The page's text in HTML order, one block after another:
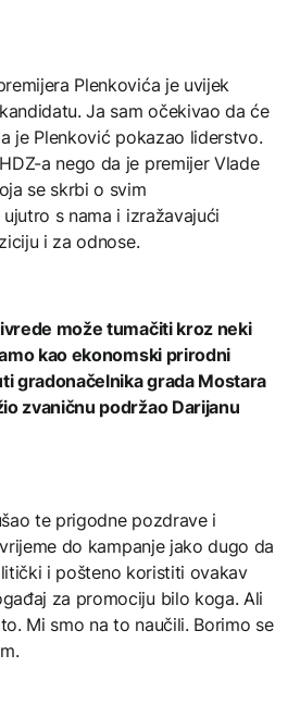
Plenkovića je uvijek
Ja sam očekivao da će
je Plenković pokazao liderstvo.
a nego da je premijer Vlade
se skrbi o svim
s nama i izražavajući
i za odnose.
može tumačiti kroz neki
kao ekonomski prirodni
gradonačelnika grada Mostara
zvaničnu podržao Darijanu
te prigodne pozdrave i
do kampanje jako dugo da
i pošteno koristiti ovakav
za promociju bilo koga. Ali
Mi smo na to naučili. Borimo se